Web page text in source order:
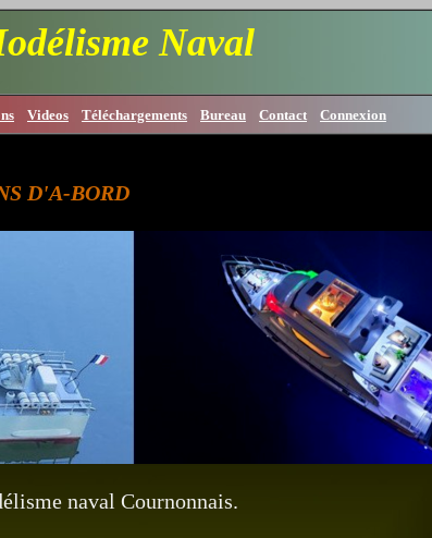
Naval
Videos Téléchargements Bureau Contact Connexion
D'A-BORD
naval Cournonnais.